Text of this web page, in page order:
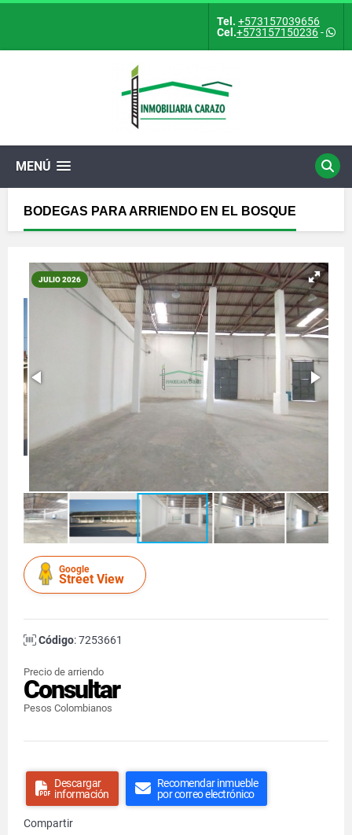
Tel. +573157039656
Cel.+573157150236-
MENÚ
BODEGAS PARA ARRIENDO EN EL BOSQUE
JULIO 2026
Google
Street View
Código: 7253661
Precio de arriendo
Consultar
Pesos Colombianos
Descargar
información
Recomendar inmueble
por correo electrónico
Compartir